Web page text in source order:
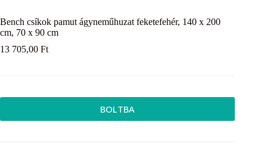
Bench csíkok pamut ágyneműhuzat feketefehér, 140 x 200
cm, 70 x 90 cm
13 705,00 Ft
BOLTBA